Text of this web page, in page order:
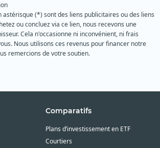
astérisque (*) sont des liens publicitaires ou des liens
ou concluez via ce lien, nous recevons une
Cela n'occasionne ni inconvénient, ni frais
Nous utilisons ces revenus pour financer notre
remercions de votre soutien.
Comparatifs
Plans d’investissement en ETF
Courtiers